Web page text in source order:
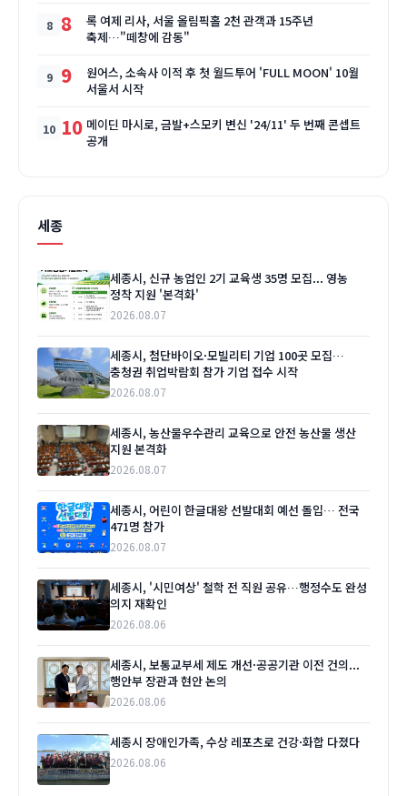
8
록 여제 리사, 서울 올림픽홀 2천 관객과 15주년
축제…"떼창에 감동"
9
원어스, 소속사 이적 후 첫 월드투어 'FULL MOON' 10월
서울서 시작
10 메이딘 마시로, 금발+스모키 변신 '24/11' 두 번째 콘셉트
공개
세종
세종시, 신규 농업인 2기 교육생 35명 모집... 영농
정착 지원 '본격화'
2026.08.07
세종시, 첨단바이오·모빌리티 기업 100곳 모집…
충청권 취업박람회 참가 기업 접수 시작
2026.08.07
세종시, 농산물우수관리 교육으로 안전 농산물 생산
지원 본격화
2026.08.07
세종시, 어린이 한글대왕 선발대회 예선 돌입… 전국
471명 참가
2026.08.07
세종시, '시민여상' 철학 전 직원 공유…행정수도 완성
의지 재확인
2026.08.06
세종시, 보통교부세 제도 개선·공공기관 이전 건의...
행안부 장관과 현안 논의
2026.08.06
세종시 장애인가족, 수상 레포츠로 건강·화합 다졌다
2026.08.06